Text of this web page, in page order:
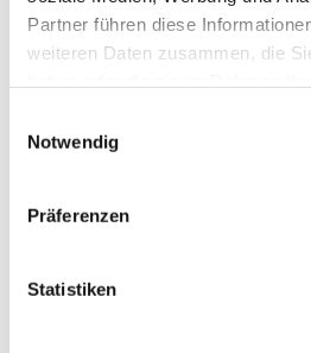
Partner führen diese
weiteren Daten zusammen, die
Notwendig
Präferenzen
Statistiken
Die Gewinne werden von
Gewinner angegebene E-
übersendet.
Eine Barauszahlung der
möglich. Die Gewinne
Soweit rechtlich möglich,
auszusetzen.
Durchführung und
Gewinnspiels genutzt,